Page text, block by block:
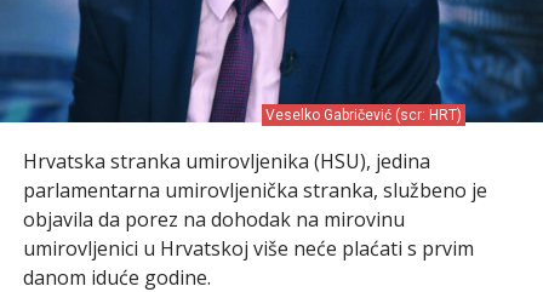
Veselko Gabričević (scr: HRT)
Hrvatska stranka umirovljenika (HSU), jedina
parlamentarna umirovljenička stranka, službeno je
objavila da porez na dohodak na mirovinu
umirovljenici u Hrvatskoj više neće plaćati s prvim
danom iduće godine.